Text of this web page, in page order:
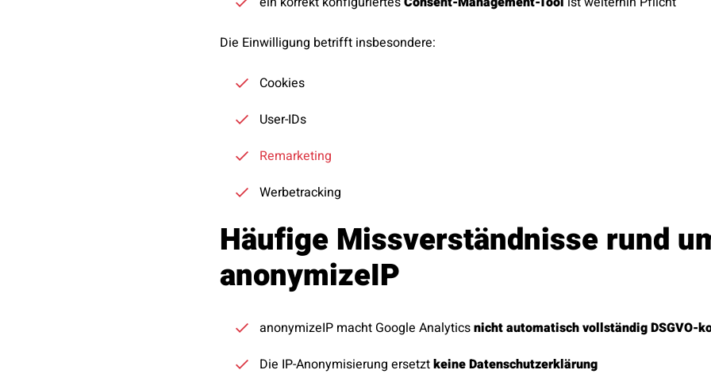
Die Einwilligung betrifft insbesondere:
Cookies
User-IDs
Remarketing
Werbetracking
Häufige Missverständnisse rund
anonymizeIP
anonymizeIP macht Google Analyticsnicht automatisch vollständig DSGVO-
Die IP-Anonymisierung ersetztkeine Datenschutzerklärung